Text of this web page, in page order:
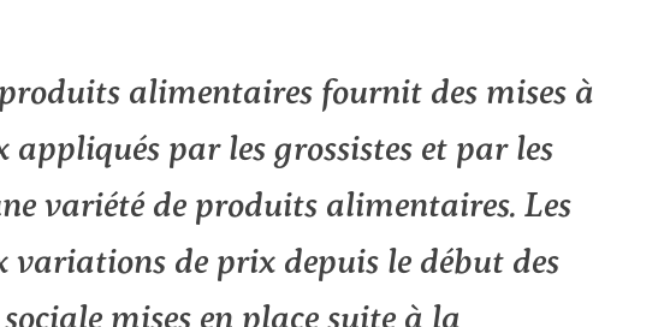
alimentaires fournit des mises à
par les grossistes et par les
variété de produits alimentaires. Les
variations de prix depuis le début des
mises en place suite à la